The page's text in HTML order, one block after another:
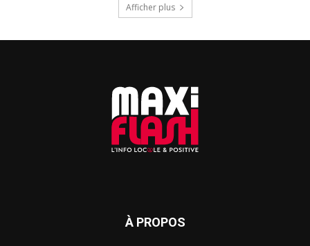
Afficher plus
À PROPOS